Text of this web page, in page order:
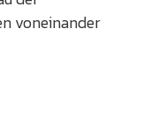
voneinander